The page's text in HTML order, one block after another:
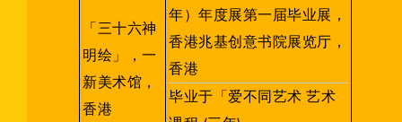
「三十六神
明绘」，一
新美术馆，
香港
年）年度展第一届毕业展，
香港兆基创意书院展览厅，
香港
毕业于「爱不同艺术 艺术